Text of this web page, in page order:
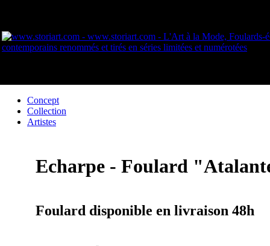
Concept
Collection
Artistes
Echarpe - Foulard
Foulard disponible en livraison 48h